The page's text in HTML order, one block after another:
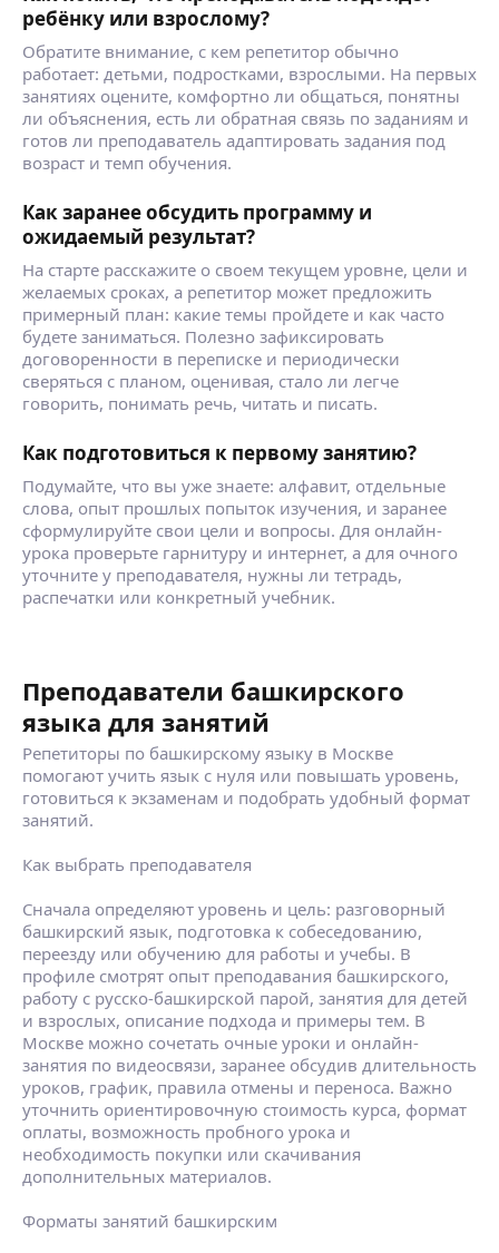
ребёнку или взрослому?
Обратите внимание, с кем репетитор обычно
работает: детьми, подростками, взрослыми. На первых
занятиях оцените, комфортно ли общаться, понятны
ли объяснения, есть ли обратная связь по заданиям и
готов ли преподаватель адаптировать задания под
возраст и темп обучения.
Как заранее обсудить программу и
ожидаемый результат?
На старте расскажите о своем текущем уровне, цели и
желаемых сроках, а репетитор может предложить
примерный план: какие темы пройдете и как часто
будете заниматься. Полезно зафиксировать
договоренности в переписке и периодически
сверяться с планом, оценивая, стало ли легче
говорить, понимать речь, читать и писать.
Как подготовиться к первому занятию?
Подумайте, что вы уже знаете: алфавит, отдельные
слова, опыт прошлых попыток изучения, и заранее
сформулируйте свои цели и вопросы. Для онлайн-
урока проверьте гарнитуру и интернет, а для очного
уточните у преподавателя, нужны ли тетрадь,
распечатки или конкретный учебник.
Преподаватели башкирского
языка для занятий
Репетиторы по башкирскому языку в Москве
помогают учить язык с нуля или повышать уровень,
готовиться к экзаменам и подобрать удобный формат
занятий.
Как выбрать преподавателя
Сначала определяют уровень и цель: разговорный
башкирский язык, подготовка к собеседованию,
переезду или обучению для работы и учебы. В
профиле смотрят опыт преподавания башкирского,
работу с русско-башкирской парой, занятия для детей
и взрослых, описание подхода и примеры тем. В
Москве можно сочетать очные уроки и онлайн-
занятия по видеосвязи, заранее обсудив длительность
уроков, график, правила отмены и переноса. Важно
уточнить ориентировочную стоимость курса, формат
оплаты, возможность пробного урока и
необходимость покупки или скачивания
дополнительных материалов.
Форматы занятий башкирским